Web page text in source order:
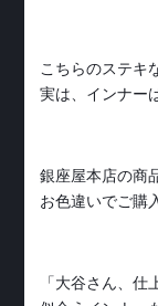
こちらのステキ
実は、インナー
銀座屋本店の商
お色違いでご購
「大谷さん、